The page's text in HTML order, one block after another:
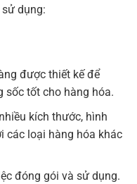
dụng:
được thiết kế để
sốc tốt cho hàng hóa.
kích thước, hình
các loại hàng hóa khác
đóng gói và sử dụng.